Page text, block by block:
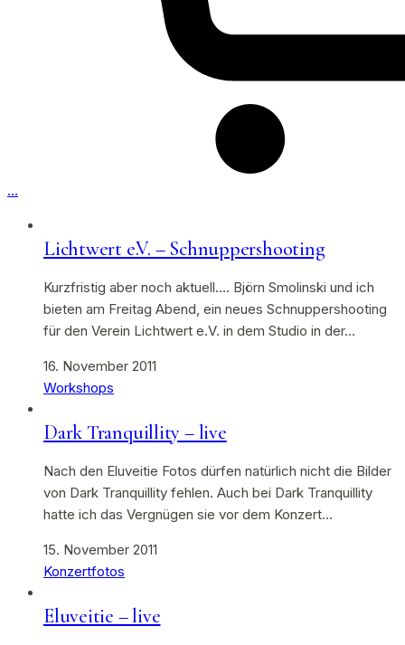
…
Lichtwert e.V. – Schnuppershooting
Kurzfristig aber noch aktuell…. Björn Smolinski und ich
bieten am Freitag Abend, ein neues Schnuppershooting
für den Verein Lichtwert e.V. in dem Studio in der…
16. November 2011
Workshops
Dark Tranquillity – live
Nach den Eluveitie Fotos dürfen natürlich nicht die Bilder
von Dark Tranquillity fehlen. Auch bei Dark Tranquillity
hatte ich das Vergnügen sie vor dem Konzert…
15. November 2011
Konzertfotos
Eluveitie – live